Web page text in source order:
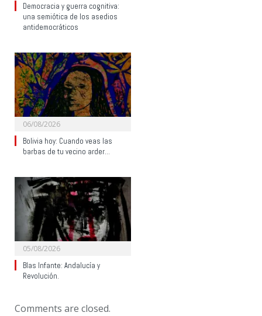
Democracia y guerra cognitiva:
una semiótica de los asedios
antidemocráticos
06/08/2026
Bolivia hoy: Cuando veas las
barbas de tu vecino arder…
05/08/2026
Blas Infante: Andalucía y
Revolución.
Comments are closed.